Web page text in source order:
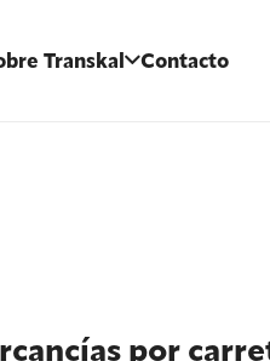
Transkal Contacto
por